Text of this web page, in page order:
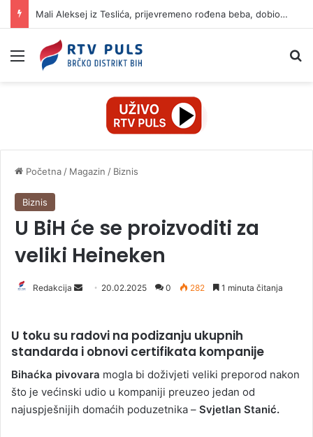
Mali Aleksej iz Teslića, prijevremeno rođena beba, dobio životnu bitku na UKC-u Srpske
Izbornik
Početna / Magazin / Biznis
Biznis
U BiH će se proizvoditi za
veliki Heineken
Redakcija
d
a
n
e
m
20.02.2025 0 282 1 minuta čitanja
U toku su radovi na podizanju ukupnih
standarda i obnovi certifikata kompanije
Bihaćka pivovara mogla bi doživjeti veliki preporod nakon
što je većinski udio u kompaniji preuzeo jedan od
najuspješnijih domaćih poduzetnika – Svjetlan Stanić.